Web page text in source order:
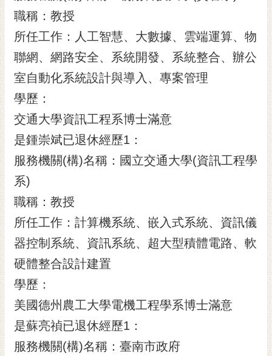
職稱：教授
所任工作：人工智慧、大數據、雲端運算、物
聯網、網路安全、系統開發、系統整合、辦公
室自動化系統設計與導入、專案管理
學歷：
交通大學資訊工程系博士滿意
是鍾崇斌已退休經歷1：
服務機關(構)名稱：國立交通大學(資訊工程學
系)
職稱：教授
所任工作：計算機系統、嵌入式系統、資訊儀
器控制系統、資訊系統、超大型積體電路、軟
硬體整合設計建置
學歷：
美國德州農工大學電機工程學系博士滿意
是蘇亮禎已退休經歷1：
服務機關(構)名稱：臺南市政府